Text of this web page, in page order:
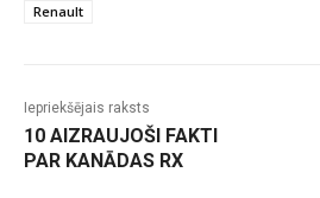
Renault
Iepriekšējais raksts
10 AIZRAUJOŠI FAKTI
PAR KANĀDAS RX